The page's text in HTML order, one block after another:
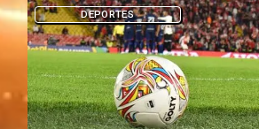
DEPORTES